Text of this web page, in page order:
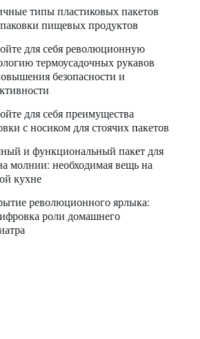
типы пластиковых пакетов
пищевых продуктов
для себя революционную
термоусадочных рукавов
безопасности и
для себя преимущества
с носиком для стоячих пакетов
и функциональный пакет для
молнии: необходимая вещь на
кухне
революционного ярлыка:
роли домашнего